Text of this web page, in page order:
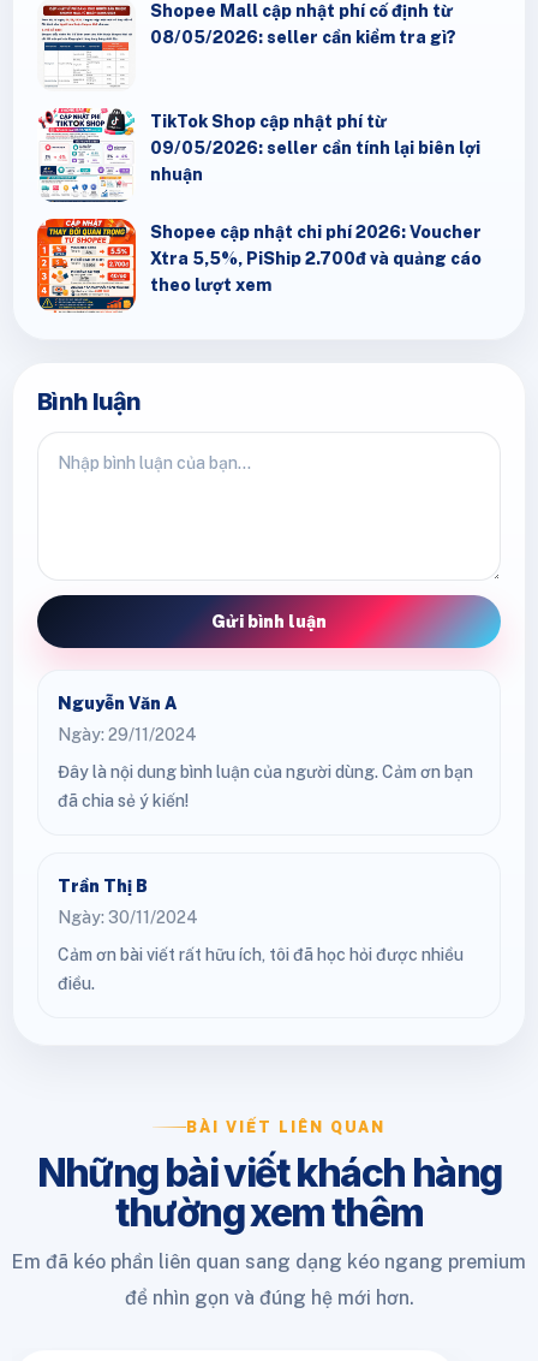
Shopee Mall cập nhật phí cố định từ
08/05/2026: seller cần kiểm tra gì?
TikTok Shop cập nhật phí từ
09/05/2026: seller cần tính lại biên lợi
nhuận
Shopee cập nhật chi phí 2026: Voucher
Xtra 5,5%, PiShip 2.700đ và quảng cáo
theo lượt xem
Bình luận
Gửi bình luận
Nguyễn Văn A
Ngày: 29/11/2024
Đây là nội dung bình luận của người dùng. Cảm ơn bạn
đã chia sẻ ý kiến!
Trần Thị B
Ngày: 30/11/2024
Cảm ơn bài viết rất hữu ích, tôi đã học hỏi được nhiều
điều.
BÀI VIẾT LIÊN QUAN
Những bài viết khách hàng
thường xem thêm
Em đã kéo phần liên quan sang dạng kéo ngang premium
để nhìn gọn và đúng hệ mới hơn.